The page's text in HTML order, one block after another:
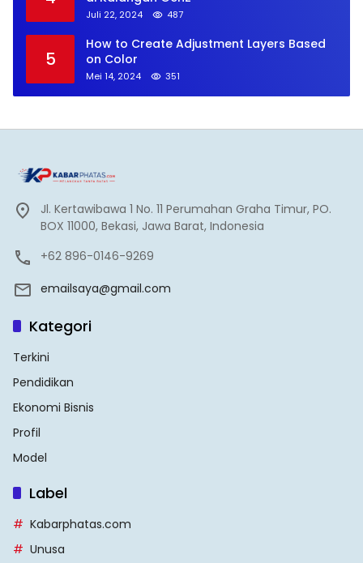
Juli 22, 2024 487
5
How to Create Adjustment Layers Based
on Color
Mei 14, 2024 351
Jl. Kertawibawa 1 No. 11 Perumahan Graha Timur, PO.
BOX 11000, Bekasi, Jawa Barat, Indonesia
+62 896-0146-9269
emailsaya@gmail.com
Kategori
Terkini
Pendidikan
Ekonomi Bisnis
Profil
Model
Label
Kabarphatas.com
Unusa